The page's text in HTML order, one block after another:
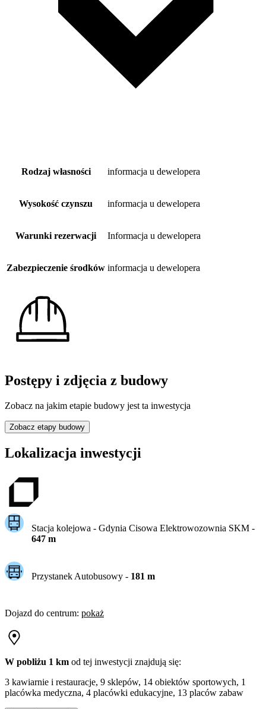
Rodzaj własności informacja u dewelopera
Wysokość czynszu informacja u dewelopera
Warunki rezerwacji Informacja u dewelopera
Zabezpieczenie środków informacja u dewelopera
Postępy i zdjęcia z budowy
Zobacz na jakim etapie budowy jest ta inwestycja
Zobacz etapy budowy
Lokalizacja inwestycji
Stacja kolejowa - Gdynia Cisowa Elektrowozownia SKM-
647m
Przystanek Autobusowy - 181 m
Dojazd do centrum: pokaż
W pobliżu 1 km od tej inwestycji znajdują się:
3 kawiarnie i restauracje, 9 sklepów, 14 obiektów sportowych, 1
placówka medyczna, 4 placówki edukacyjne, 13 placów zabaw